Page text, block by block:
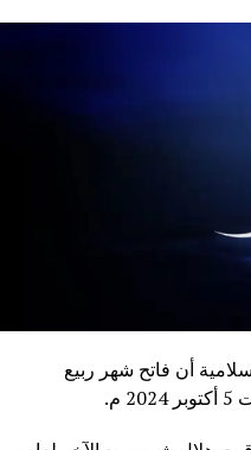
أن فاتح شهر ربيع